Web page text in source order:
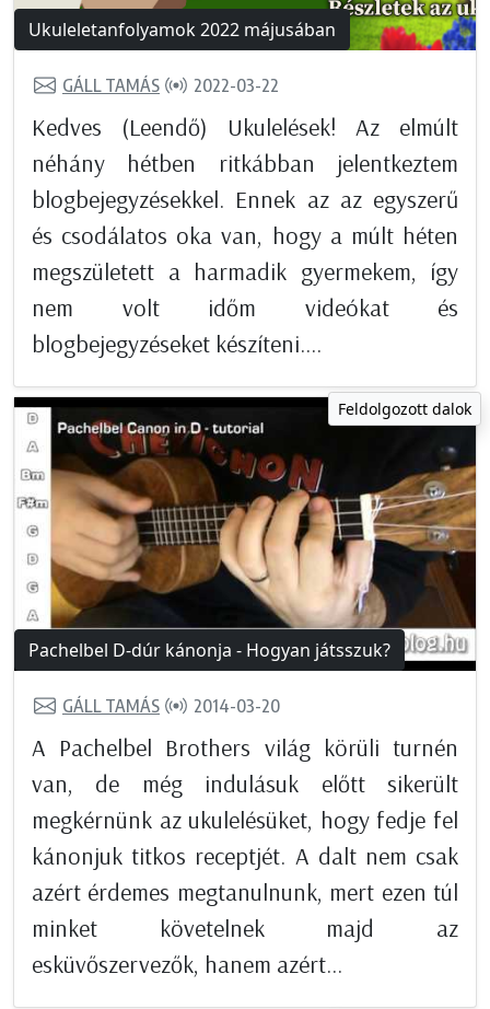
Ukuleletanfolyamok 2022 májusában
GÁLL TAMÁS 2022-03-22
Kedves (Leendő) Ukulelések! Az elmúlt
néhány hétben ritkábban jelentkeztem
blogbejegyzésekkel. Ennek az az egyszerű
és csodálatos oka van, hogy a múlt héten
megszületett a harmadik gyermekem, így
nem volt időm videókat és
blogbejegyzéseket készíteni....
Feldolgozott dalok
Pachelbel D-dúr kánonja - Hogyan játsszuk?
GÁLL TAMÁS 2014-03-20
A Pachelbel Brothers világ körüli turnén
van, de még indulásuk előtt sikerült
megkérnünk az ukulelésüket, hogy fedje fel
kánonjuk titkos receptjét. A dalt nem csak
azért érdemes megtanulnunk, mert ezen túl
minket követelnek majd az
esküvőszervezők, hanem azért...